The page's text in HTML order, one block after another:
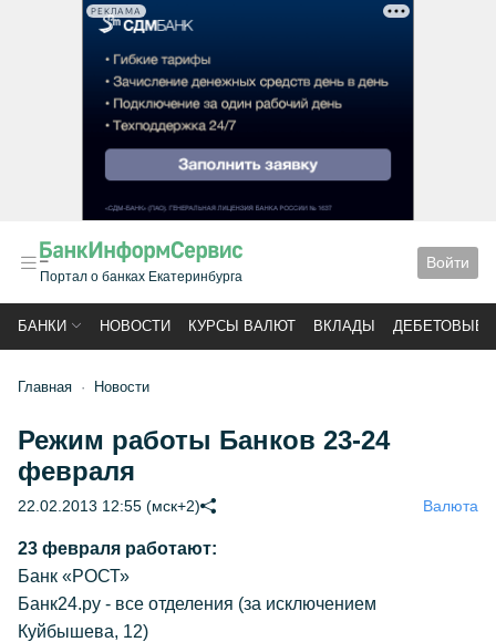
РЕКЛАМА
Портал о банках Екатеринбурга
Войти
БАНКИ НОВОСТИ КУРСЫ ВАЛЮТ ВКЛАДЫ ДЕБЕТОВЫЕ
Главная Новости
Режим работы Банков 23-24
февраля
22.02.2013 12:55 (мск+2) Валюта
23 февраля работают:
Банк «РОСТ»
Банк24.ру - все отделения (за исключением
Куйбышева, 12)